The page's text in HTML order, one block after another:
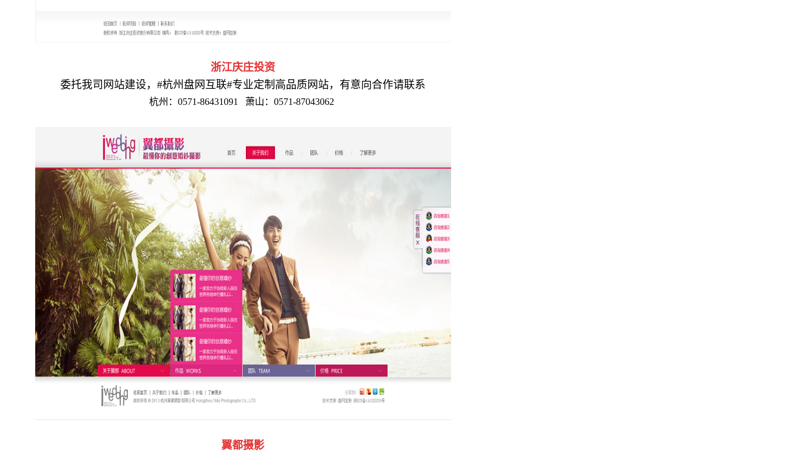
浙江庆庄投资
委托我司网站建设，#杭州盘网互联#专业定制高品质网站，有意向合作请联系
杭州：0571-86431091萧山：0571-87043062
翼都摄影